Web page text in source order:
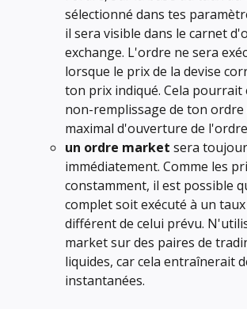
sélectionné dans tes
il sera visible dans le carnet
exchange. L'ordre ne sera
lorsque le prix de la devise
ton prix indiqué. Cela pourrait
non-remplissage de ton ordre
maximal d'ouverture de
un ordre market sera
immédiatement. Comme les
constamment, il est possible
complet soit exécuté à un
différent de celui prévu.
market sur des paires de
liquides, car cela entraînerait
instantanées.